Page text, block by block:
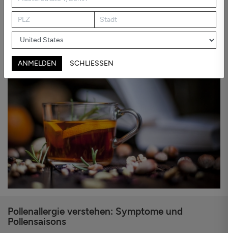
Entdecken Sie in diesem Artikel
6 wirksame natürliche Hausmittel
gegen Pollenallergiesowie praktische Tipps, um die Exposition zu
reduzieren und besser mit dieser Zeit umzugehen.
Pollenallergie verstehen: Symptome und
Pollensaisons
ANMELDEN SCHLIESSEN